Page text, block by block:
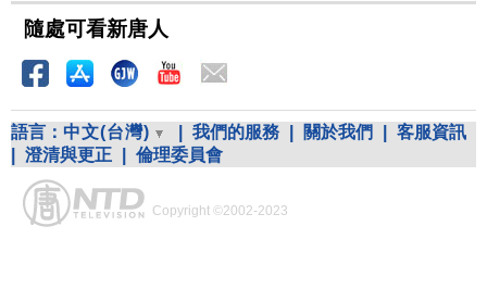
隨處可看新唐人
語言： 中文(台灣) 我們的服務 關於我們
客服資訊
澄清與更正 倫理委員會
Copyright ©2002-2023